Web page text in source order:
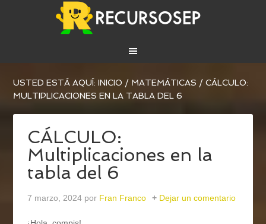
USTED ESTÁ AQUÍ:INICIO / MATEMÁTICAS / CÁLCULO:
MULTIPLICACIONES EN LA TABLA DEL 6
CÁLCULO:
Multiplicaciones en la
tabla del 6
7 marzo, 2024 por Fran Franco Dejar un comentario